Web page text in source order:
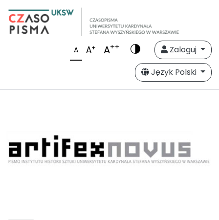
A A+ A++
Zaloguj
Język Polski